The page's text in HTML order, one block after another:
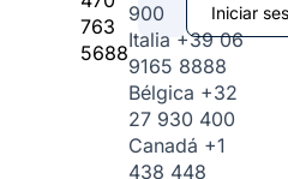
763
5688
900
Italia +39 06
9165 8888
Bélgica +32
27 930 400
Canadá +1
438 448
Iniciar